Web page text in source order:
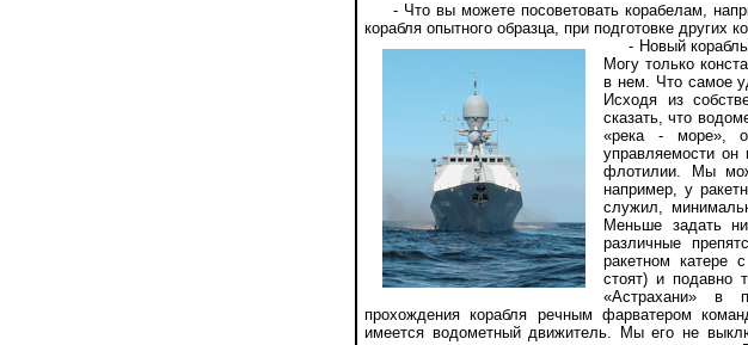
- Что вы можете посоветовать корабелам,
корабля опытного образца, при подготовке других
- Новый корабль -
Могу только
в нем. Что самое
Исходя из
сказать, что
«река - море»,
управляемости он
флотилии. Мы
например, у
служил,
Меньше задать
различные
ракетном катере
стоят) и подавно
«Астрахани» в
прохождения корабля речным фарватером
имеется водометный движитель. Мы его не